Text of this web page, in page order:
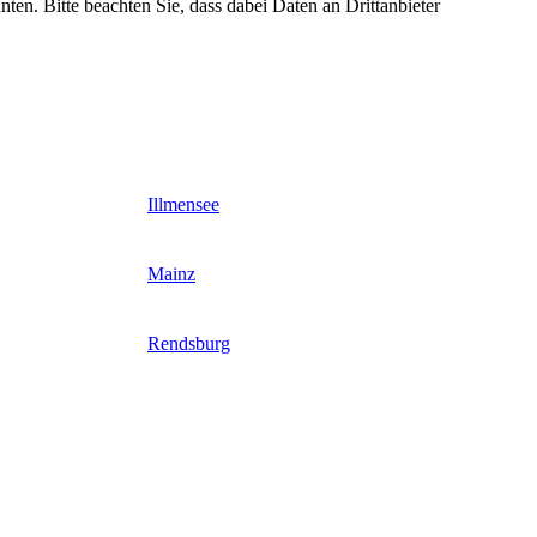
Bitte beachten Sie, dass dabei Daten an Drittanbieter
Illmensee
Mainz
Rendsburg